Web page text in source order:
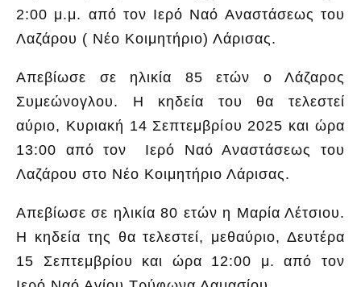
2:00 μ.μ. από τον Ιερό Ναό Αναστάσεως του
Λαζάρου ( Νέο Κοιμητήριο) Λάρισας.
Απεβίωσε σε ηλικία 85 ετών ο Λάζαρος
Συμεώνογλου. Η κηδεία του θα τελεστεί
αύριο, Κυριακή 14 Σεπτεμβρίου 2025 και ώρα
13:00 από τον Ιερό Ναό Αναστάσεως του
Λαζάρου στο Νέο Κοιμητήριο Λάρισας.
Απεβίωσε σε ηλικία 80 ετών η Μαρία Λέτσιου.
Η κηδεία της θα τελεστεί, μεθαύριο, Δευτέρα
15 Σεπτεμβρίου και ώρα 12:00 μ. από τον